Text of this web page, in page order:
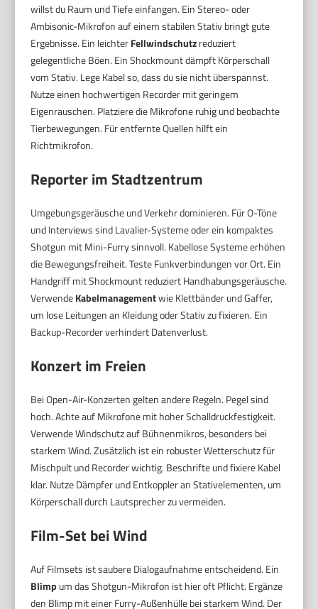
willst du Raum und Tiefe einfangen. Ein Stereo- oder
Ambisonic-Mikrofon auf einem stabilen Stativ bringt gute
Ergebnisse. Ein leichterFellwindschutzreduziert
gelegentliche Böen. Ein Shockmount dämpft Körperschall
vom Stativ. Lege Kabel so, dass du sie nicht überspannst.
Nutze einen hochwertigen Recorder mit geringem
Eigenrauschen. Platziere die Mikrofone ruhig und beobachte
Tierbewegungen. Für entfernte Quellen hilft ein
Richtmikrofon.
Reporter im Stadtzentrum
Umgebungsgeräusche und Verkehr dominieren. Für O-Töne
und Interviews sind Lavalier-Systeme oder ein kompaktes
Shotgun mit Mini-Furry sinnvoll. Kabellose Systeme erhöhen
die Bewegungsfreiheit. Teste Funkverbindungen vor Ort. Ein
Handgriff mit Shockmount reduziert Handhabungsgeräusche.
VerwendeKabelmanagementwie Klettbänder und Gaffer,
um lose Leitungen an Kleidung oder Stativ zu fixieren. Ein
Backup-Recorder verhindert Datenverlust.
Konzert im Freien
Bei Open-Air-Konzerten gelten andere Regeln. Pegel sind
hoch. Achte auf Mikrofone mit hoher Schalldruckfestigkeit.
Verwende Windschutz auf Bühnenmikros, besonders bei
starkem Wind. Zusätzlich ist ein robuster Wetterschutz für
Mischpult und Recorder wichtig. Beschrifte und fixiere Kabel
klar. Nutze Dämpfer und Entkoppler an Stativelementen, um
Körperschall durch Lautsprecher zu vermeiden.
Film-Set bei Wind
Auf Filmsets ist saubere Dialogaufnahme entscheidend. Ein
Blimp um das Shotgun-Mikrofon ist hier oft Pflicht. Ergänze
den Blimp mit einer Furry-Außenhülle bei starkem Wind. Der